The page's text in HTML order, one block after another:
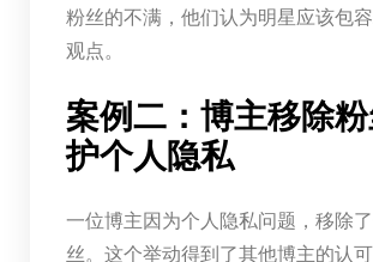
粉丝的不满，他们认为明星应该包
观点。
案例二：博主移除
护个人隐私
一位博主因为个人隐私问题，移除
丝。这个举动得到了其他博主的认